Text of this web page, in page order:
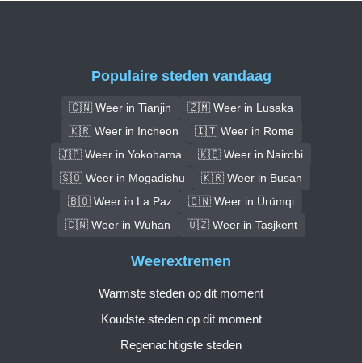
Populaire steden vandaag
🇨🇳 Weer in Tianjin
🇿🇲 Weer in Lusaka
🇰🇷 Weer in Incheon
🇮🇹 Weer in Rome
🇯🇵 Weer in Yokohama
🇰🇪 Weer in Nairobi
🇸🇴 Weer in Mogadishu
🇰🇷 Weer in Busan
🇧🇴 Weer in La Paz
🇨🇳 Weer in Ürümqi
🇨🇳 Weer in Wuhan
🇺🇿 Weer in Tasjkent
Weerextremen
Warmste steden op dit moment
Koudste steden op dit moment
Regenachtigste steden